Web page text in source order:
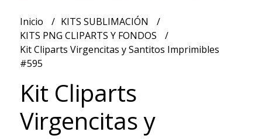
Inicio
KITS SUBLIMACIÓN
KITS PNG CLIPARTS Y FONDOS
Kit Cliparts Virgencitas y Santitos Imprimibles
#595
Kit Cliparts
Virgencitas y